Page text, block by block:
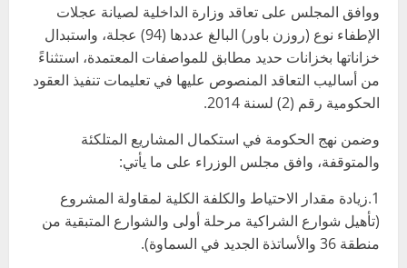
ووافق المجلس على تعاقد وزارة الداخلية لصيانة عجلات
الإطفاء نوع (روزن باور) البالغ عددها (94) عجلة، واستبدال
خزاناتها بخزانات حديد مطابق للمواصفات المعتمدة، استثناءً
من أساليب التعاقد المنصوص عليها في تعليمات تنفيذ العقود
الحكومية رقم (2) لسنة 2014.
وضمن نهج الحكومة في استكمال المشاريع المتلكئة
والمتوقفة، وافق مجلس الوزراء على ما يأتي:
1.زيادة مقدار الاحتياط والكلفة الكلية لمقاولة المشروع
(تأهيل شوارع الشراكية مرحلة أولى والشوارع المتبقية من
منطقة 36 والأساتذة الجديد في السماوة).